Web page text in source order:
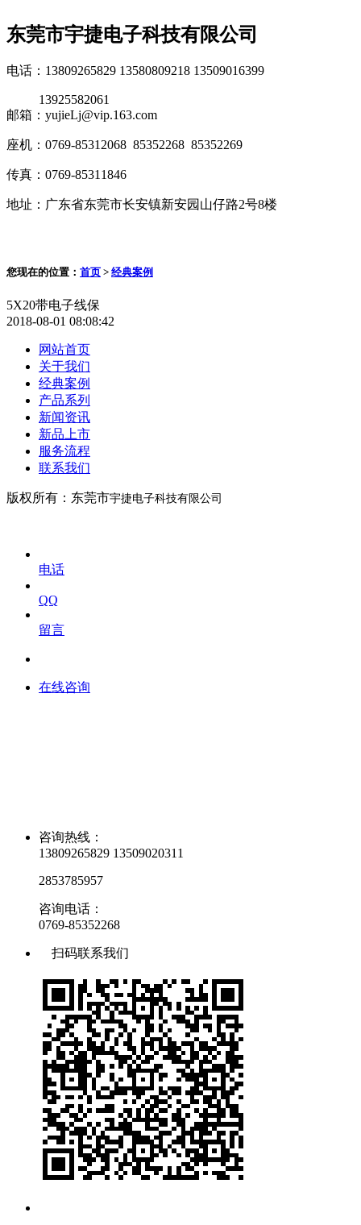
东莞市宇捷电子科技有限公司
电话：13809265829 13580809218 13509016399
13925582061
邮箱：yujieLj@vip.163.com
座机：0769-85312068 85352268 85352269
传真：0769-85311846
地址：广东省东莞市长安镇新安园山仔路2号8楼
您现在的位置： 首页 > 经典案例
5X20带电子线保
2018-08-01 08:08:42
网站首页
关于我们
经典案例
产品系列
新闻资讯
新品上市
服务流程
联系我们
版权所有：东莞市宇捷电子科技有限公司
电话
QQ
留言
在线咨询
咨询热线：
13809265829 13509020311
2853785957
咨询电话：
0769-85352268
扫码联系我们